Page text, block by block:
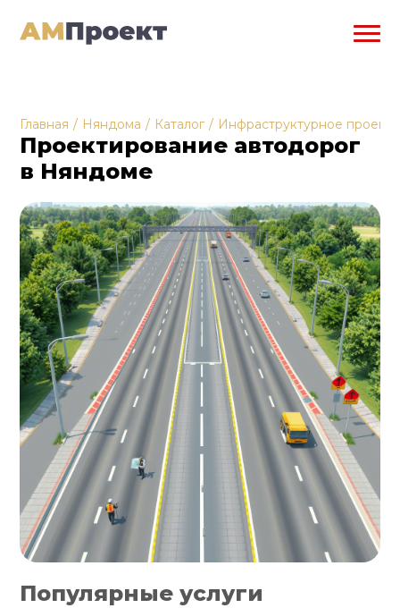
Главная / Няндома / Каталог / Инфраструктурное
Проектирование автодорог
в Няндоме
Популярные услуги